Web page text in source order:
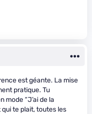
est géante. La mise
pratique. Tu
mode “J’ai de la
te plait, toutes les